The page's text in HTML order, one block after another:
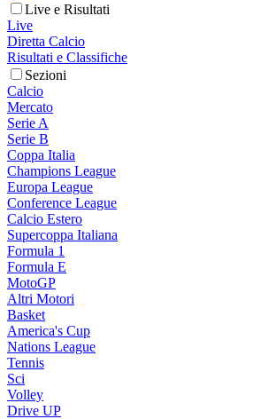
Live e Risultati
Live
Diretta Calcio
Risultati e Classifiche
Sezioni
Calcio
Mercato
Serie A
Serie B
Coppa Italia
Champions League
Europa League
Conference League
Calcio Estero
Supercoppa Italiana
Formula 1
Formula E
MotoGP
Altri Motori
Basket
America's Cup
Nations League
Tennis
Sci
Volley
Drive UP